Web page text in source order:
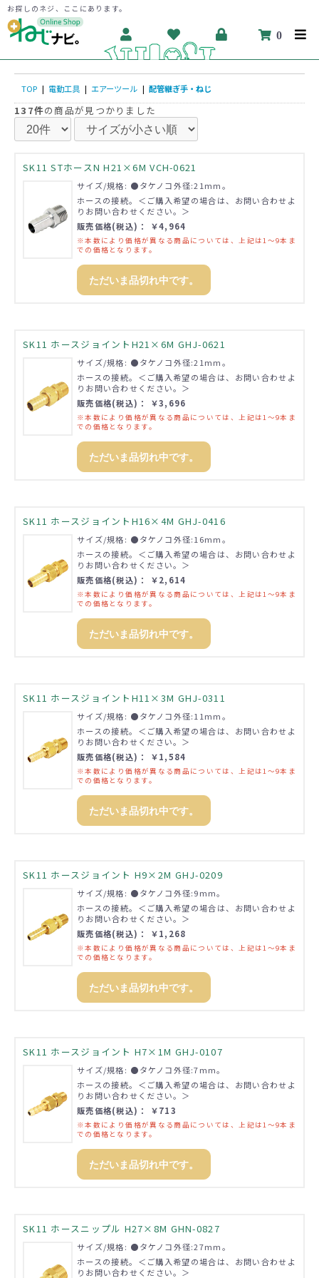
お探しのネジ、ここにあります。
0
TOP | 電動工具 | エアーツール | 配管継ぎ手・ねじ
137件の商品が見つかりました
SK11 STホースN H21×6M VCH-0621
サイズ/規格: ●タケノコ外径:21mm。
ホースの接続。＜ご購入希望の場合は、お問い合わせよ
りお問い合わせください。＞
販売価格(税込)： ￥4,964
※本数により価格が異なる商品については、上記は1～9本ま
での価格となります。
ただいま品切れ中です。
SK11 ホースジョイントH21×6M GHJ-0621
サイズ/規格: ●タケノコ外径:21mm。
ホースの接続。＜ご購入希望の場合は、お問い合わせよ
りお問い合わせください。＞
販売価格(税込)： ￥3,696
※本数により価格が異なる商品については、上記は1～9本ま
での価格となります。
ただいま品切れ中です。
SK11 ホースジョイントH16×4M GHJ-0416
サイズ/規格: ●タケノコ外径:16mm。
ホースの接続。＜ご購入希望の場合は、お問い合わせよ
りお問い合わせください。＞
販売価格(税込)： ￥2,614
※本数により価格が異なる商品については、上記は1～9本ま
での価格となります。
ただいま品切れ中です。
SK11 ホースジョイントH11×3M GHJ-0311
サイズ/規格: ●タケノコ外径:11mm。
ホースの接続。＜ご購入希望の場合は、お問い合わせよ
りお問い合わせください。＞
販売価格(税込)： ￥1,584
※本数により価格が異なる商品については、上記は1～9本ま
での価格となります。
ただいま品切れ中です。
SK11 ホースジョイント H9×2M GHJ-0209
サイズ/規格: ●タケノコ外径:9mm。
ホースの接続。＜ご購入希望の場合は、お問い合わせよ
りお問い合わせください。＞
販売価格(税込)： ￥1,268
※本数により価格が異なる商品については、上記は1～9本ま
での価格となります。
ただいま品切れ中です。
SK11 ホースジョイント H7×1M GHJ-0107
サイズ/規格: ●タケノコ外径:7mm。
ホースの接続。＜ご購入希望の場合は、お問い合わせよ
りお問い合わせください。＞
販売価格(税込)： ￥713
※本数により価格が異なる商品については、上記は1～9本ま
での価格となります。
ただいま品切れ中です。
SK11 ホースニップル H27×8M GHN-0827
サイズ/規格: ●タケノコ外径:27mm。
ホースの接続。＜ご購入希望の場合は、お問い合わせよ
りお問い合わせください。＞